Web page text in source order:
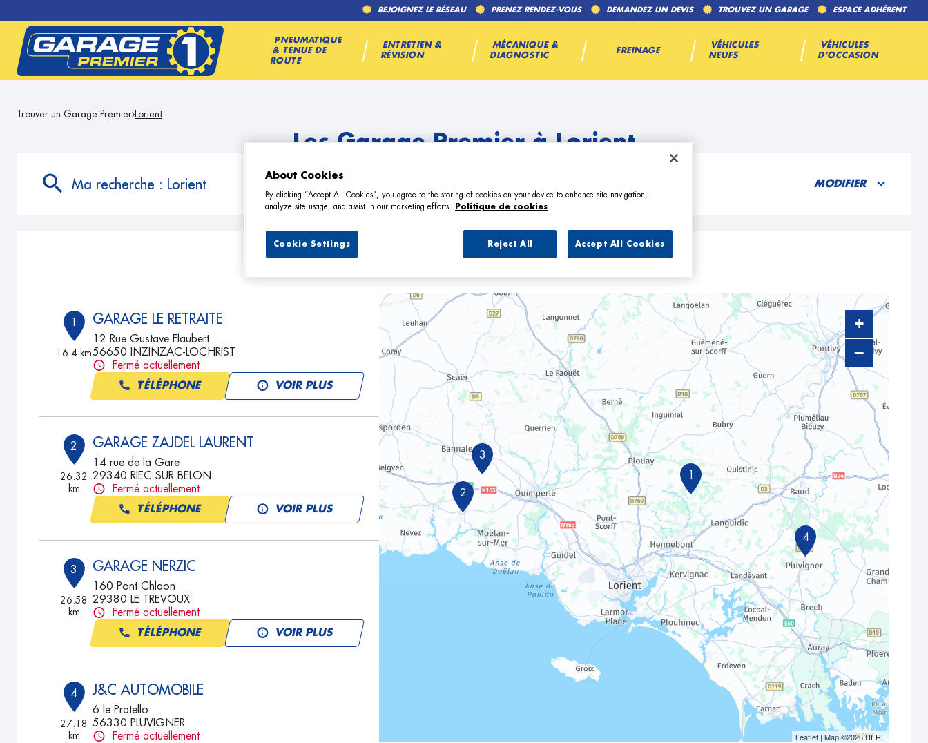
REJOIGNEZ LE RÉSEAU PRENEZ RENDEZ-VOUS DEMANDEZ UN DEVIS TROUVEZ UN GARAGE ESPACE ADHÉRENT
PNEUMATIQUE
& TENUE DE
ROUTE
ENTRETIEN &
RÉVISION
MÉCANIQUE &
DIAGNOSTIC
FREINAGE
VÉHICULES
NEUFS
VÉHICULES
D’OCCASION
Trouver un Garage Premier Lorient
Les Garage Premier à Lorient
Ma recherche : Lorient MODIFIER
4 Garage Premier à Lorient
1
16.4 km
GARAGE LE RETRAITE
12 Rue Gustave Flaubert
56650 INZINZAC-LOCHRIST
Fermé actuellement
TÉLÉPHONE VOIR PLUS
2
26.32
km
GARAGE ZAJDEL LAURENT
14 rue de la Gare
29340 RIEC SUR BELON
Fermé actuellement
TÉLÉPHONE VOIR PLUS
3
26.58
km
GARAGE NERZIC
160 Pont Chlaon
29380 LE TREVOUX
Fermé actuellement
TÉLÉPHONE VOIR PLUS
4
27.18
km
J&C AUTOMOBILE
6 le Pratello
56330 PLUVIGNER
Fermé actuellement
4
1
3
2
+
−
Leaflet| Map ©2026HERE
About Cookies
By clicking “Accept All Cookies”, you agree to the storing of cookies on your device to enhance site navigation,
analyze site usage, and assist in our marketing efforts.
Politique de cookies
Reject All Accept All Cookies
Cookie Settings